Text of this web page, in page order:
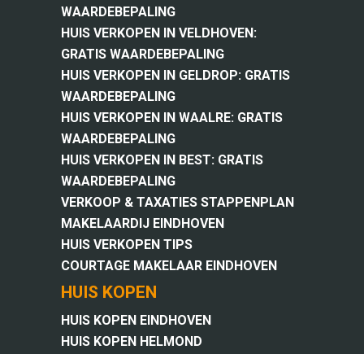
WAARDEBEPALING
HUIS VERKOPEN IN VELDHOVEN:
GRATIS WAARDEBEPALING
HUIS VERKOPEN IN GELDROP: GRATIS
WAARDEBEPALING
HUIS VERKOPEN IN WAALRE: GRATIS
WAARDEBEPALING
HUIS VERKOPEN IN BEST: GRATIS
WAARDEBEPALING
VERKOOP & TAXATIES STAPPENPLAN
MAKELAARDIJ EINDHOVEN
HUIS VERKOPEN TIPS
COURTAGE MAKELAAR EINDHOVEN
HUIS KOPEN
HUIS KOPEN EINDHOVEN
HUIS KOPEN HELMOND